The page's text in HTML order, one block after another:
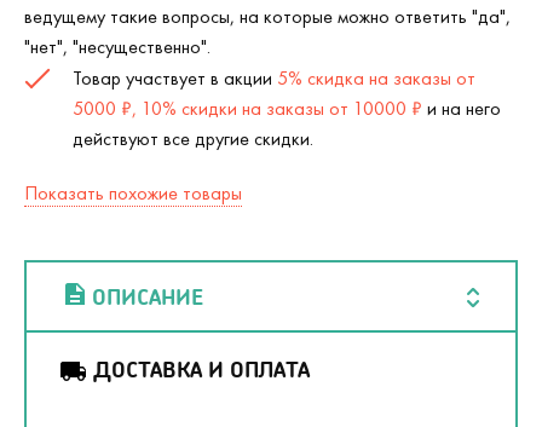
ведущему такие вопросы, на которые можно ответить "да",
"нет", "несущественно".
Товар участвует в акции 5% скидка на заказы от
5000 ₽, 10% скидки на заказы от 10000 ₽ и на него
действуют все другие скидки.
Показать похожие товары
ОПИСАНИЕ
ДОСТАВКА И ОПЛАТА